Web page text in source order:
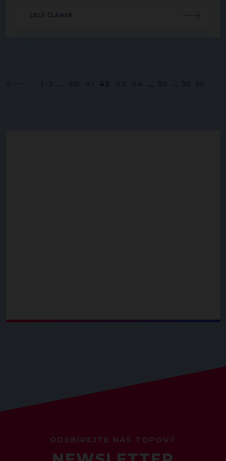
CELÝ ČLÁNEK
... 42 ... ...
ODEBÍREJTE NÁŠ TOPOVÝ